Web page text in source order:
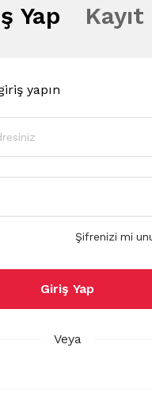
Yap Kayıt
yapın
Şifrenizi mi
Giriş Yap
Veya